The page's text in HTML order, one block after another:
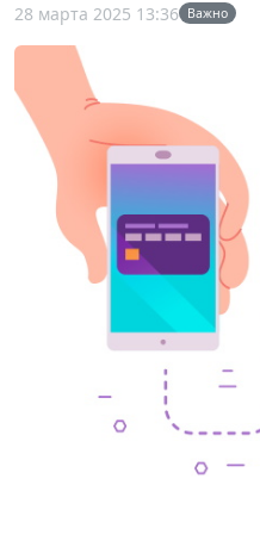
28 марта 2025 13:36 Важно